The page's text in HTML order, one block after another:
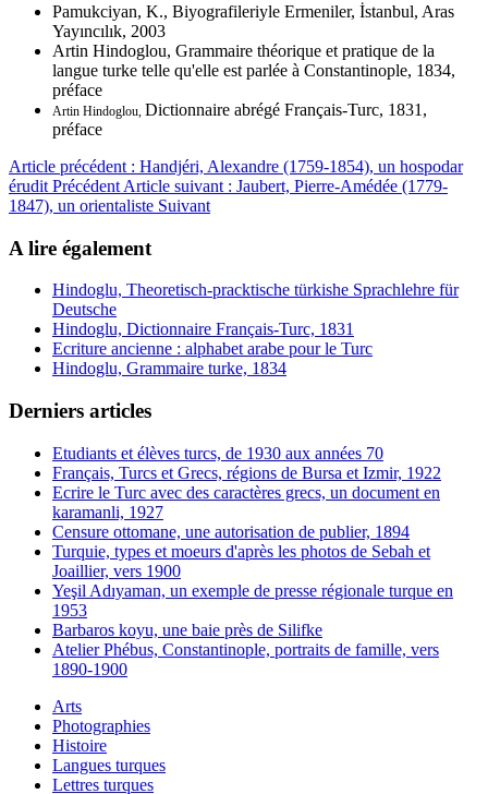
Pamukciyan, K., Biyografileriyle Ermeniler, İstanbul, Aras
Yayıncılık, 2003
Artin Hindoglou, Grammaire théorique et pratique de la
langue turke telle qu'elle est parlée à Constantinople, 1834,
préface
Artin Hindoglou, Dictionnaire abrégé Français-Turc, 1831,
préface
Article précédent : Handjéri, Alexandre (1759-1854), un hospodar
érudit Précédent Article suivant : Jaubert, Pierre-Amédée (1779-
1847), un orientaliste Suivant
A lire également
Hindoglu, Theoretisch-pracktische türkishe Sprachlehre für
Deutsche
Hindoglu, Dictionnaire Français-Turc, 1831
Ecriture ancienne : alphabet arabe pour le Turc
Hindoglu, Grammaire turke, 1834
Derniers articles
Etudiants et élèves turcs, de 1930 aux années 70
Français, Turcs et Grecs, régions de Bursa et Izmir, 1922
Ecrire le Turc avec des caractères grecs, un document en
karamanli, 1927
Censure ottomane, une autorisation de publier, 1894
Turquie, types et moeurs d'après les photos de Sebah et
Joaillier, vers 1900
Yeşil Adıyaman, un exemple de presse régionale turque en
1953
Barbaros koyu, une baie près de Silifke
Atelier Phébus, Constantinople, portraits de famille, vers
1890-1900
Arts
Photographies
Histoire
Langues turques
Lettres turques